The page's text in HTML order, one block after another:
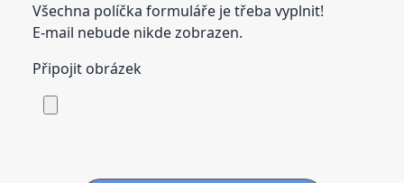
Všechna políčka formuláře je třeba vyplnit!
E-mail nebude nikde zobrazen.
Připojit obrázek